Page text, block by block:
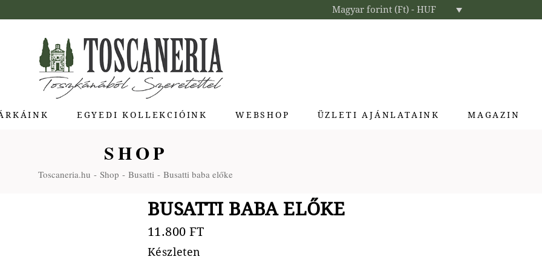
Magyar forint (Ft) - HUF
Pienza
EGYEDI KOLLEKCIÓINK WEBSHOP ÜZLETI AJÁNLATAINK
Textíliák lakberendezőknek
MAGAZIN
SHOP
Toscaneria.hu Shop Busatti Busatti baba előke
BUSATTI BABA ELŐKE
11.800 FT
Készleten